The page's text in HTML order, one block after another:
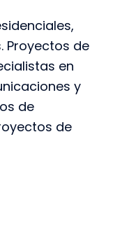
Proyectos de
en
y
de
de